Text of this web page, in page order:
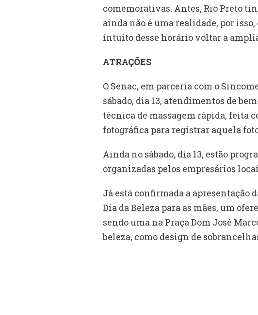
comemorativas. Antes, Rio Preto
ainda não é uma realidade, por
intuito desse horário voltar a
ATRAÇÕES
O Senac, em parceria com o
sábado, dia 13, atendimentos de
técnica de massagem rápida, feita
fotográfica para registrar aquela
Ainda no sábado, dia 13, estão
organizadas pelos empresários
Já está confirmada a apresentação
Dia da Beleza para as mães, um
sendo uma na Praça Dom José
beleza, como design de